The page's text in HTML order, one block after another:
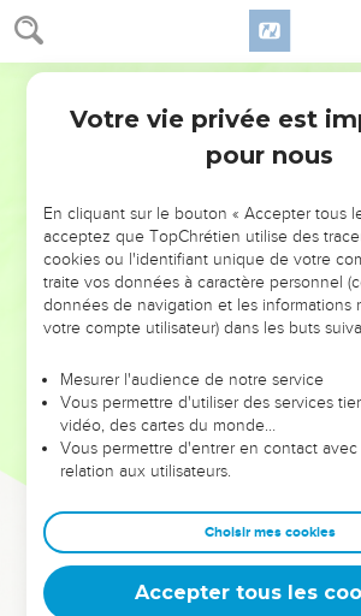
Josué 10
Josué monta avec tout Israël d'Eglon à
l'attaquèrent.
Ils s’en emparèrent et la frappèrent du
elle, son roi, toutes les villes qui en
ceux qui s'y trouvaient. Josué ne laissa
comme il l’avait fait à Eglon, et il la voua
Josué se dirigea avec tout Israël sur
Il s’empara d’elle, de son roi et de
dépendaient. Ils les frappèrent du
vouèrent à la destruction tous ceux qui
il avait traité Hébron et comme il avait
Josué conquit tout le pays, la
vallée et les coteaux, et il en battit tous
aucun survivant et il extermina tout ce
l'avait ordonné l'Eternel, le Dieu d'Israël.
Josué les battit de Kadès-Barnéa à
région de Gosen jusqu'à Gabaon.
Josué s’empara en même temps de
Votre vie privée est
pour nous
En cliquant sur le bouton « Accepter tous
acceptez que TopChrétien utilise des
cookies ou l'identifiant unique de votre
traite vos données à caractère personnel
données de navigation et les informations
votre compte utilisateur) dans les buts
Mesurer l'audience de notre service
Vous permettre d'utiliser des services
vidéo, des cartes du monde…
Vous permettre d'entrer en contact
relation aux utilisateurs.
Choisir mes cookies
Accepter tous les